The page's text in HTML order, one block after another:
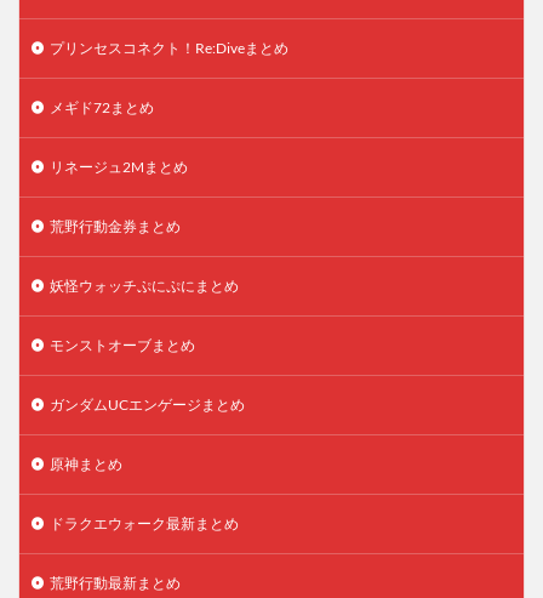
プリンセスコネクト！Re:Diveまとめ
メギド72まとめ
リネージュ2Mまとめ
荒野行動金券まとめ
妖怪ウォッチぷにぷにまとめ
モンストオーブまとめ
ガンダムUCエンゲージまとめ
原神まとめ
ドラクエウォーク最新まとめ
荒野行動最新まとめ